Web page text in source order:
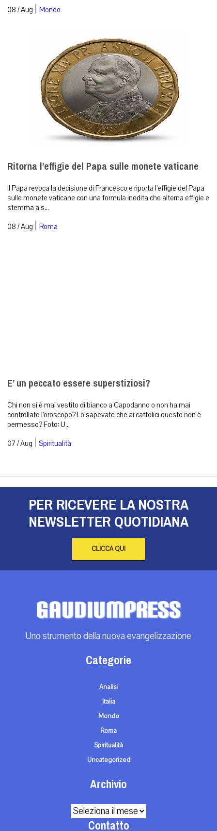
08 / Aug | Mondo
Ritorna l’effigie del Papa sulle monete vaticane
Il Papa revoca la decisione di Francesco e riporta l’effigie del Papa
sulle monete vaticane con una formula inedita che alterna effigie e
stemma a s...
08 / Aug | Roma
E’ un peccato essere superstiziosi?
Chi non si è mai vestito di bianco a Capodanno o non ha mai
controllato l’oroscopo? Lo sapevate che ai cattolici questo non è
permesso? Foto: U...
07 / Aug | Spiritualità
PER RICEVERE LA NOSTRA
NEWSLETTER QUOTIDIANA
CLICCA QUI
Uno strumento della nuova evangelizzazione
Categorie
Analisi
Italia
Mondo
Roma
Spiritualità
Uncategorized
Archivio
Archivio
Contatto